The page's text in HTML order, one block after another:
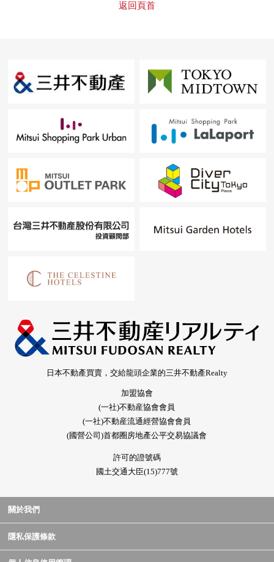
返回頁首
日本不動產買賣，交給龍頭企業的三井不動產Realty
加盟協會
(一社)不動産協會會員
(一社)不動産流通經營協會會員
(國營公司)首都圈房地產公平交易協議會
許可的證號碼
國土交通大臣(15)777號
關於我們
隱私保護條款